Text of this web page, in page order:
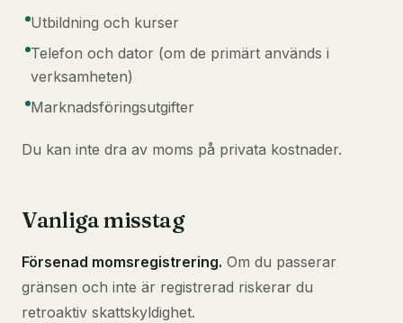
Utbildning och kurser
Telefon och dator (om de primärt används i
verksamheten)
Marknadsföringsutgifter
Du kan inte dra av moms på privata kostnader.
Vanliga misstag
Försenad momsregistrering. Om du passerar
gränsen och inte är registrerad riskerar du
retroaktiv skattskyldighet.